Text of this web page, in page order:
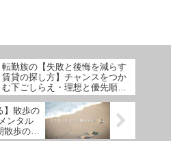
転勤族の【失敗と後悔を減らす
賃貸の探し方】チャンスをつか
む下ごしらえ・理想と優先順位
把握のすすめ
】散歩の
ンタル
歩のす